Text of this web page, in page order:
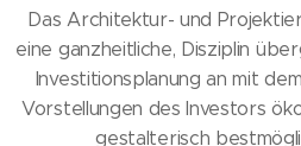
Das Architektur- und
eine ganzheitliche, Disziplin
Investitionsplanung an mit
Vorstellungen des Investors
gestalterisch